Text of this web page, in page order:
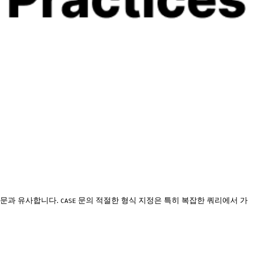
문과 유사합니다. CASE 문의 적절한 형식 지정은 특히 복잡한 쿼리에서 가